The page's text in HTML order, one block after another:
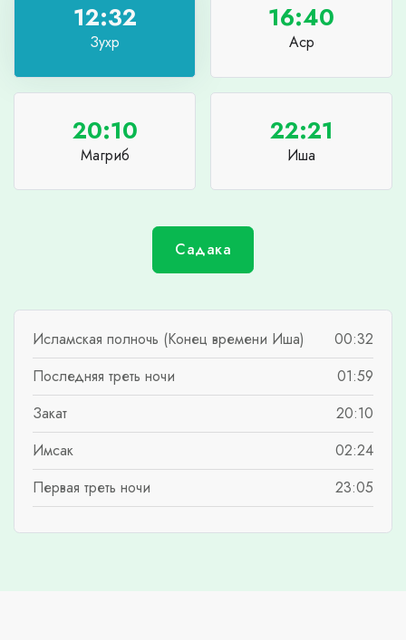
12:32
Зухр
16:40
Аср
20:10
Магриб
22:21
Иша
Садака
Исламская полночь (Конец времени Иша)
00:32
Последняя треть ночи
01:59
Закат
20:10
Имсак
02:24
Первая треть ночи
23:05